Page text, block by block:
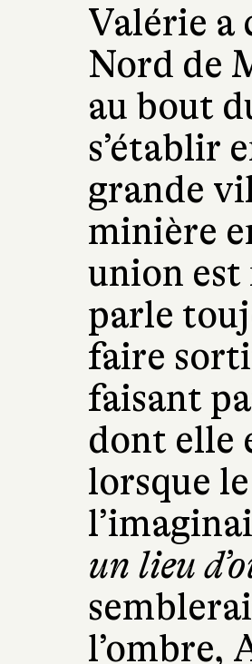
Valérie a
Nord de
au bout
s’établir
grande
minière
union est
parle
faire
faisant
dont elle
lorsque
un lieu
l’ombre,